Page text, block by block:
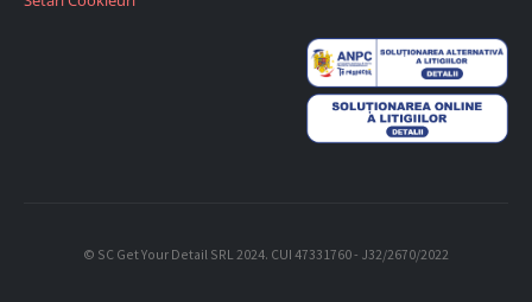
© SC Get Your Detail SRL 2024. CUI 47331760 - J32/2670/2022